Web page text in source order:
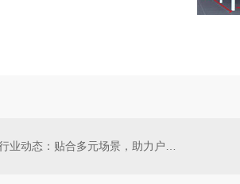
推拉雨棚行业动态：贴合多元场景，助力户外空间优化